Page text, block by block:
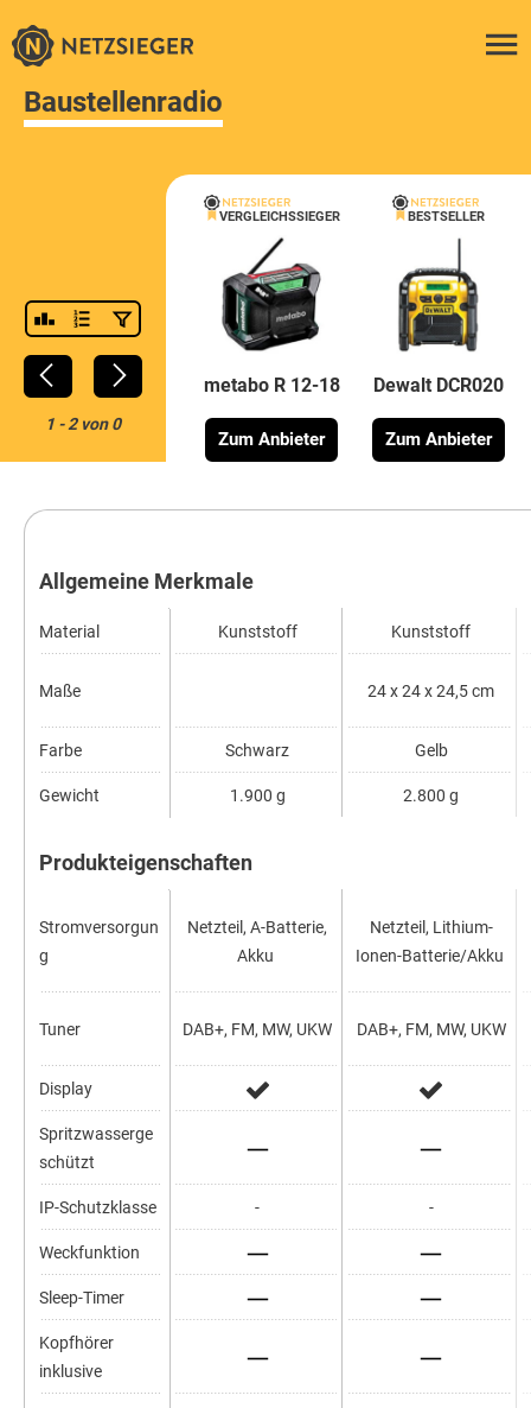
Baustellenradio
1-2von0
VERGLEICHSSIEGER
metabo R 12-18
Zum Anbieter
BESTSELLER
Dewalt DCR020
Zum Anbieter
Allgemeine Merkmale
Material
Maße
Farbe
Gewicht
Produkteigenschaften
Stromversorgun
g
Tuner
Display
Spritzwasserge
schützt
IP-Schutzklasse
Weckfunktion
Sleep-Timer
Kopfhörer
inklusive
Kunststoff
Schwarz
1.900 g
Netzteil, A-Batterie,
Akku
DAB+, FM, MW, UKW
-
Kunststoff
24 x 24 x 24,5 cm
Gelb
2.800 g
Netzteil, Lithium-
Ionen-Batterie/Akku
DAB+, FM, MW, UKW
-